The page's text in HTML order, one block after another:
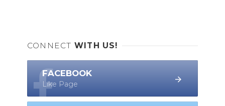
CONNECT WITH US!
FACEBOOK
Like Page